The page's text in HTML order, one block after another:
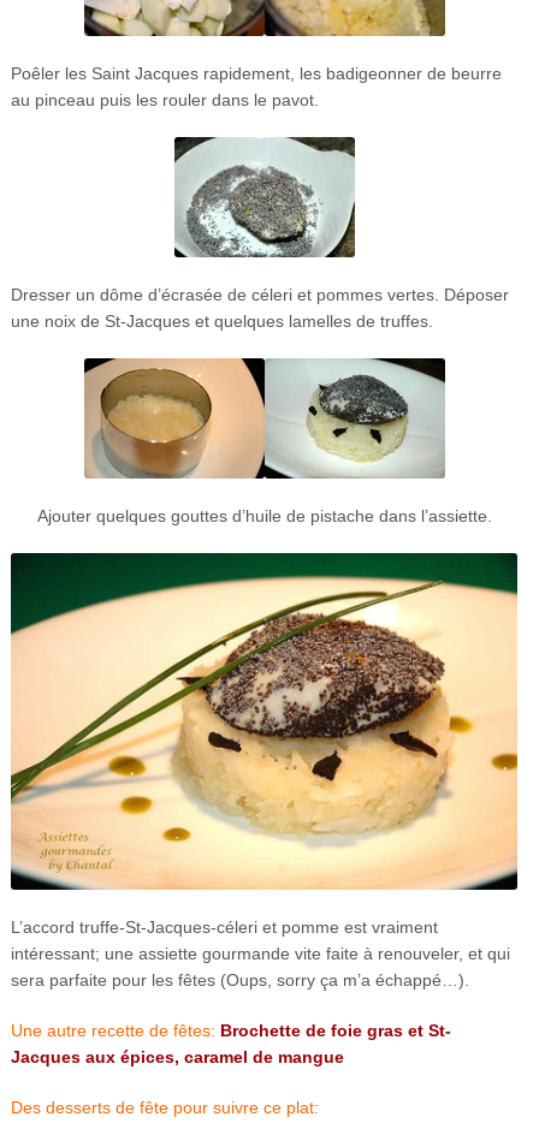
Poêler les Saint Jacques rapidement, les badigeonner de beurre
au pinceau puis les rouler dans le pavot.
Dresser un dôme d’écrasée de céleri et pommes vertes. Déposer
une noix de St-Jacques et quelques lamelles de truffes.
Ajouter quelques gouttes d’huile de pistache dans l’assiette.
L’accord truffe-St-Jacques-céleri et pomme est vraiment
intéressant; une assiette gourmande vite faite à renouveler, et qui
sera parfaite pour les fêtes (Oups, sorry ça m’a échappé…).
Une autre recette de fêtes: Brochette de foie gras et St-
Jacques aux épices, caramel de mangue
Des desserts de fête pour suivre ce plat: